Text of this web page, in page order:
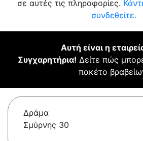
σε αυτές τις πληροφορίες.
συνδεθείτε.
Αυτή είναι η
Συγχαρητήρια! Δείτε πώς
πακέτο
Δράμα
Σμύρνης 30